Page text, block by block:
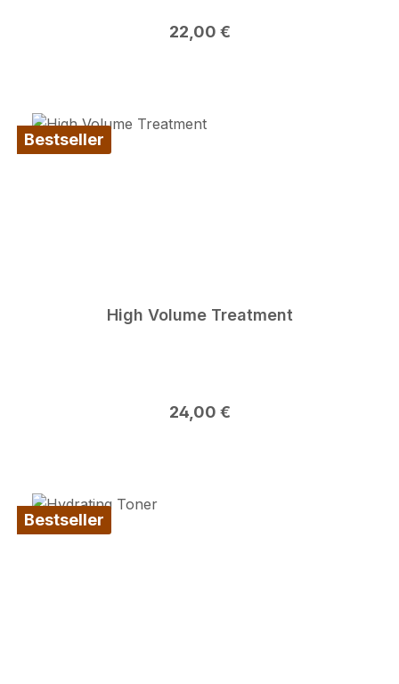
Regulärer Preis:
22,00 €
Bestseller
High Volume Treatment
Regulärer Preis:
24,00 €
Bestseller